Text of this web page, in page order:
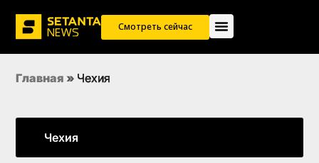
Смотреть сейчас
Главная » Чехия
Чехия